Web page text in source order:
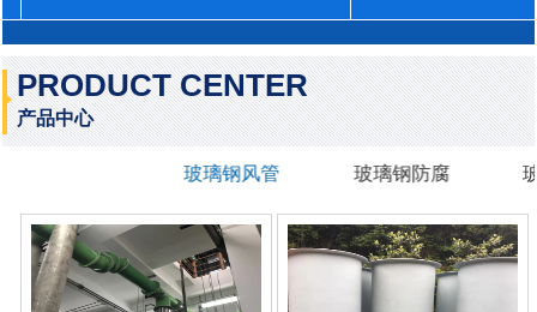
PRODUCT CENTER
产品中心
玻璃钢风管 玻璃钢防腐